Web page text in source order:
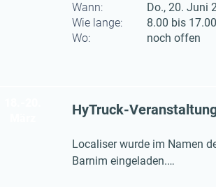
Wann:
Wie lange:
Wo:
Do., 20. Juni
8.00 bis
noch offen
HyTruck-
Localiser wurde im Namen
Barnim eingeladen.